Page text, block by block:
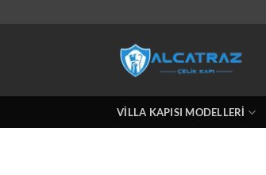
VILLA KAPISI MODELLERI